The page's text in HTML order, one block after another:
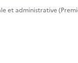
et administrative